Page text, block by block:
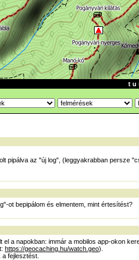
t u
pipálva az "új log", (leggyakrabban persze
ot bepipálom és elmentem, mint értesítést?
el a napokban: immár a mobilos app-okon
https://geocaching.hu/watch.geo).
fejlesztést.